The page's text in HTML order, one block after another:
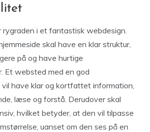
rygraden i et fantastisk webdesign.
skal have en klar struktur,
på og have hurtige
Et websted med en god
vil have klar og kortfattet information,
læse og forstå. Derudover skal
hvilket betyder, at den vil tilpasse
uanset om den ses på en